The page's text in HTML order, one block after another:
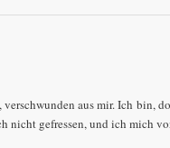
aus mir. Ich bin,
nicht gefressen, und ich mich